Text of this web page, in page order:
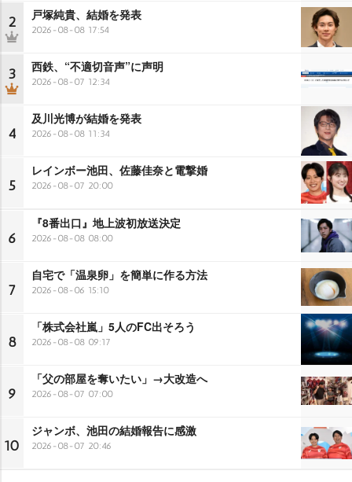
2 戸塚純貴、結婚を発表
2026-08-08 17:54
3 西鉄、“不適切音声”に声明
2026-08-07 12:34
4
及川光博が結婚を発表
2026-08-08 11:34
5
レインボー池田、佐藤佳奈と電撃婚
2026-08-07 20:00
6
『8番出口』地上波初放送決定
2026-08-08 08:00
7
自宅で「温泉卵」を簡単に作る方法
2026-08-06 15:10
8
「株式会社嵐」5人のFC出そろう
2026-08-08 09:17
9
「父の部屋を奪いたい」→大改造へ
2026-08-07 07:00
10
ジャンボ、池田の結婚報告に感激
2026-08-07 20:46